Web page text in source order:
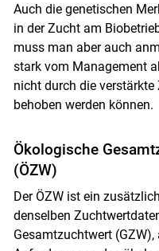
Auch die genetischen
in der Zucht am
muss man aber auch
stark vom Management
nicht durch die
behoben werden können.
Ökologische
(ÖZW)
Der ÖZW ist ein
denselben
Gesamtzuchtwert